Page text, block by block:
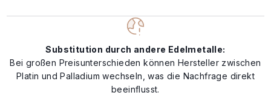
Substitution durch andere Edelmetalle:
Bei großen Preisunterschieden können Hersteller zwischen
Platin und Palladium wechseln, was die Nachfrage direkt
beeinflusst.